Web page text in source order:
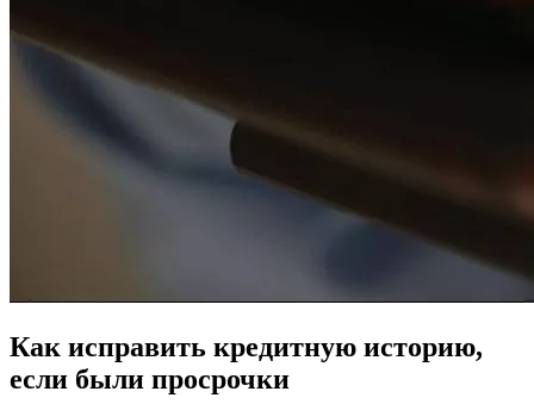
Как исправить кредитную историю,
если были просрочки